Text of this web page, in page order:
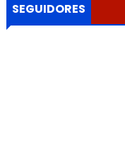
SEGUIDORES